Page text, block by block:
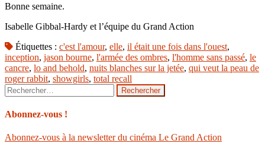
Bonne semaine.
Isabelle Gibbal-Hardy et l’équipe du Grand Action
Étiquettes : c'est l'amour, elle, il était une fois dans l'ouest,
inception, jason bourne, l'armée des ombres, l'homme sans passé, le
cancre, lo and behold, nuits blanches sur la jetée, qui veut la peau de
roger rabbit, showgirls, total recall
Rechercher :
Abonnez-vous !
Abonnez-vous à la newsletter du cinéma Le Grand Action